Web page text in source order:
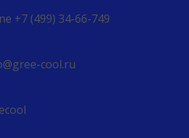
+7 (499) 34-66-749
cool.ru